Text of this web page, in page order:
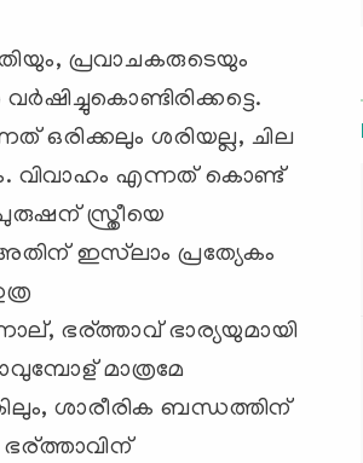
പ്രവാചകരുടെയും
ശരിയല്ല, ചില
വിവാഹം എന്നത് കൊണ്ട്
സ്ത്രീയെ
ഇസ്‌ലാം പ്രത്യേകം
ഭര്ത്താവ് ഭാര്യയുമായി
മാത്രമേ
ശാരീരിക ബന്ധത്തിന്
ഭര്ത്താവിന്